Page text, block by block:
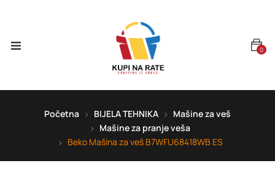
0
Početna BIJELA TEHNIKA
Mašine za veš
Mašine za pranje veša
Beko Mašina za veš B7WFU68418WB ES